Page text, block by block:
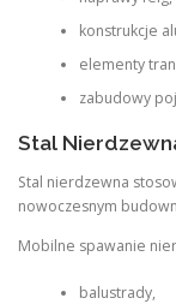
konstrukcje
elementy
zabudowy
Stal
Stal nierdzewna
nowoczesnym
Mobilne spawanie
balustrady,